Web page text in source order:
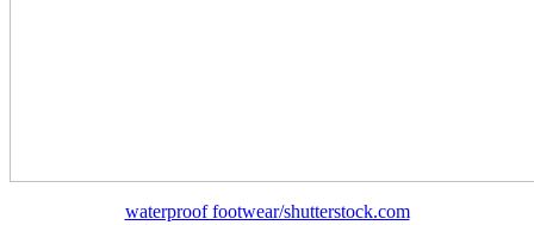
waterproof footwear/shutterstock.com